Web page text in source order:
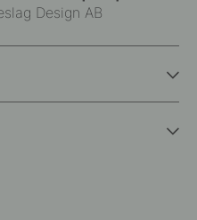
Design AB